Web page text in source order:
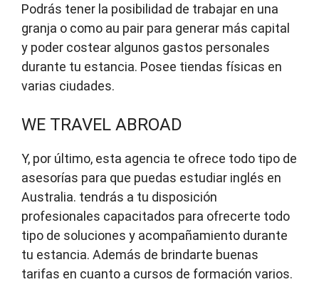
Podrás tener la posibilidad de trabajar en una
granja o como au pair para generar más capital
y poder costear algunos gastos personales
durante tu estancia. Posee tiendas físicas en
varias ciudades.
WE TRAVEL ABROAD
Y, por último, esta agencia te ofrece todo tipo de
asesorías para que puedas estudiar inglés en
Australia. tendrás a tu disposición
profesionales capacitados para ofrecerte todo
tipo de soluciones y acompañamiento durante
tu estancia. Además de brindarte buenas
tarifas en cuanto a cursos de formación varios.